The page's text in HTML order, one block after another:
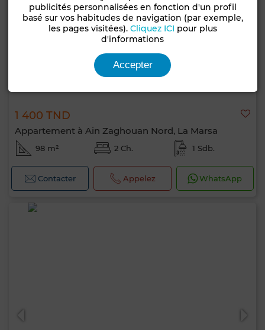
1 400 TND
Appartement à Ain Zaghouan Nord, La Marsa
98 m² 2 Ch. 1 Sdb.
Contacter Appelez WhatsApp
publicités personnalisées en fonction d'un profil
basé sur vos habitudes de navigation (par exemple,
les pages visitées). Cliquez ICI pour plus
d'informations
Accepter